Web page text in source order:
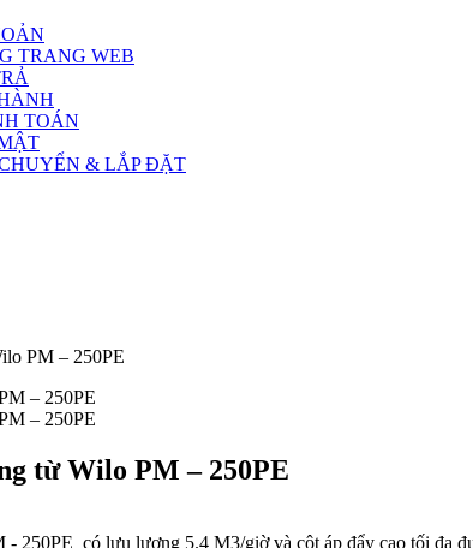
TRANG WEB
TOÁN
& LẮP ĐẶT
PM – 250PE
từ Wilo PM – 250PE
250PE có lưu lượng 5.4 M3/giờ và cột áp đẩy cao tối đa